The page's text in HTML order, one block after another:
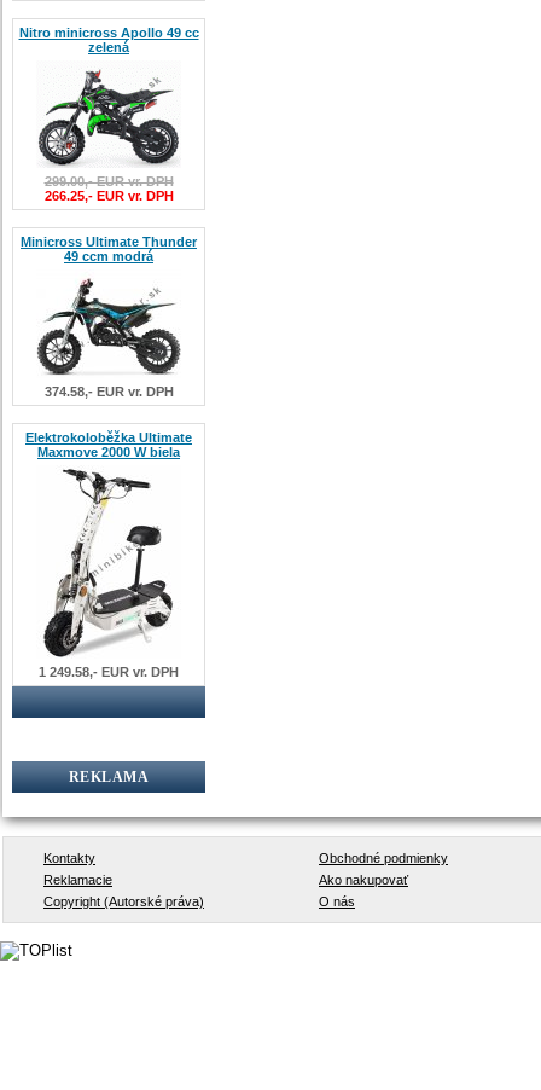
Nitro minicross Apollo 49 cc
zelená
299.00,- EUR vr. DPH
266.25,- EUR vr. DPH
Minicross Ultimate Thunder
49 ccm modrá
374.58,- EUR vr. DPH
Elektrokoloběžka Ultimate
Maxmove 2000 W biela
1 249.58,- EUR vr. DPH
REKLAMA
Kontakty
Obchodné podmienky
Reklamacie
Ako nakupovať
Copyright (Autorské práva)
O nás